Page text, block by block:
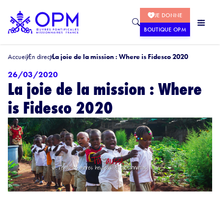
JE DONNE
BOUTIQUE OPM
AccueilEn directLa joie de la mission : Where is Fidesco 2020
26/03/2020
La joie de la mission : Where
is Fidesco 2020